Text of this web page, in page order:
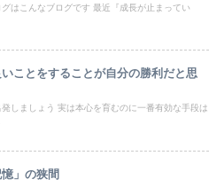
グはこんなブログです 最近『成長が止まってい
ことをすることが自分の勝利だと思
しましょう 実は本心を育むのに一番有効な手段は
憶」の狭間